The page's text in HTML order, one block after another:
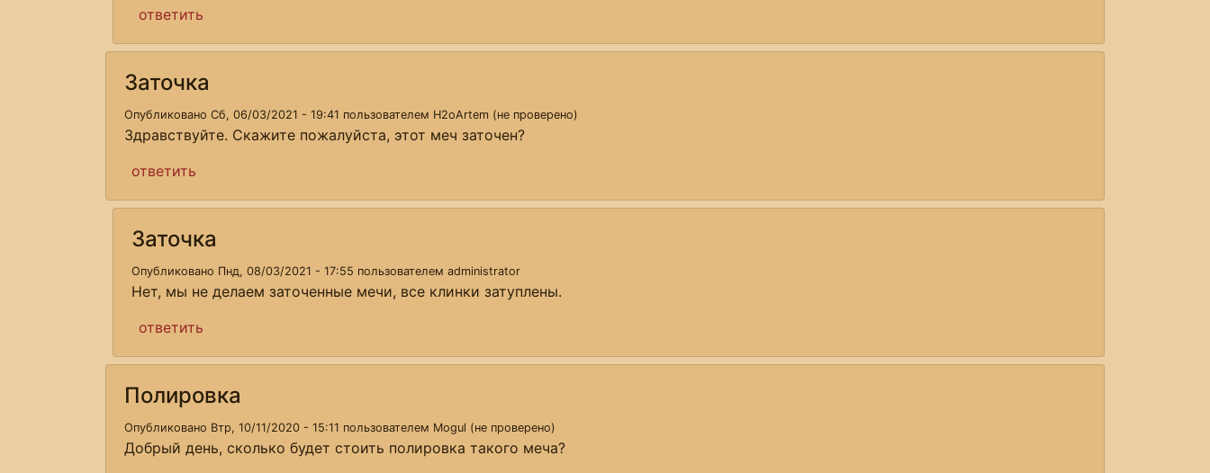
ответить
Заточка
Опубликовано Сб, 06/03/2021 - 19:41 пользователем H2oArtem (не проверено)
Здравствуйте. Скажите пожалуйста, этот меч заточен?
ответить
Заточка
Опубликовано Пнд, 08/03/2021 - 17:55 пользователем administrator
Нет, мы не делаем заточенные мечи, все клинки затуплены.
ответить
Полировка
Опубликовано Втр, 10/11/2020 - 15:11 пользователем Mogul (не проверено)
Добрый день, сколько будет стоить полировка такого меча?